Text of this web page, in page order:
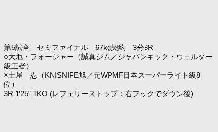
第5試合 セミファイナル 67kg契約 3分3R
○大地・フォージャー（誠真ジム／ジャパンキック・ウェルター
級王者）
×土屋 忍（KNISNIPE旭／元WPMF日本スーパーライト級8
位）
3R 1’25” TKO (レフェリーストップ：右フックでダウン後)